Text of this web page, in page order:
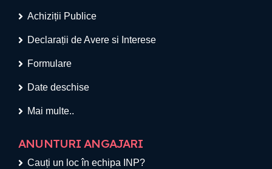
Achiziții Publice
Declarații de Avere si Interese
Formulare
Date deschise
Mai multe..
ANUNTURI ANGAJARI
Cauți un loc în echipa INP?